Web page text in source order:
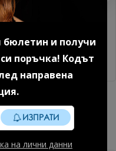
бюлетин и получи
поръчка! Кодът
направена
ИЗПРАТИ
на лични данни
Дехидратор 15 мл.
8.18 € (16.00 лв.)
Още